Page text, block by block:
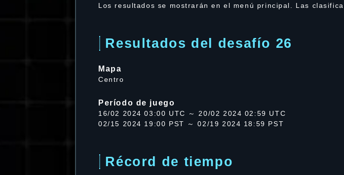
Los resultados se mostrarán en el menú principal. Las
Resultados del desafío 26
Mapa
Centro
Período de juego
16/02 2024 03:00 UTC ～ 20/02 2024 02:59 UTC
02/15 2024 19:00 PST ～ 02/19 2024 18:59 PST
Récord de tiempo